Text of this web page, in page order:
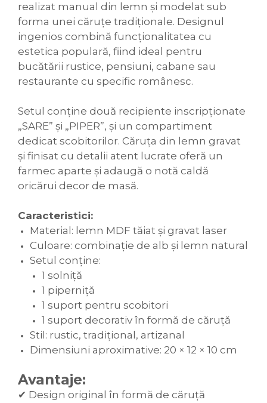
realizat manual din lemn și modelat sub
forma unei căruțe tradiționale. Designul
ingenios combină funcționalitatea cu
estetica populară, fiind ideal pentru
bucătării rustice, pensiuni, cabane sau
restaurante cu specific românesc.
Setul conține două recipiente inscripționate
„SARE” și „PIPER”, și un compartiment
dedicat scobitorilor. Căruța din lemn gravat
și finisat cu detalii atent lucrate oferă un
farmec aparte și adaugă o notă caldă
oricărui decor de masă.
Caracteristici:
Material: lemn MDF tăiat și gravat laser
Culoare: combinație de alb și lemn natural
Setul conține:
1 solniță
1 piper­niță
1 suport pentru scobitori
1 suport decorativ în formă de căruță
Stil: rustic, tradițional, artizanal
Dimensiuni aproximative: 20 × 12 × 10 cm
Avantaje:
✔ Design original în formă de căruță